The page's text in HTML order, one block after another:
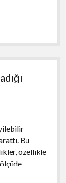
Bu
özellikle